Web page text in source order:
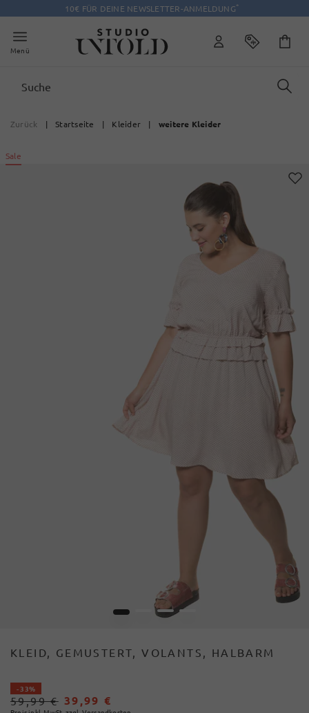
10€ FÜR DEINE NEWSLETTER-ANMELDUNG*
Menü
Zurück | Startseite | Kleider | weitere Kleider
Sale
1 3
KLEID, GEMUSTERT, VOLANTS, HALBARM
- 33%
59,99 € 39,99 €